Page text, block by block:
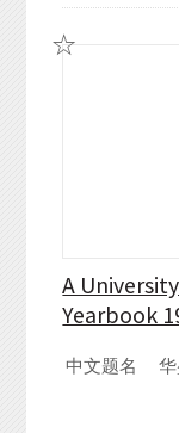
A
Yearbook
中文题名